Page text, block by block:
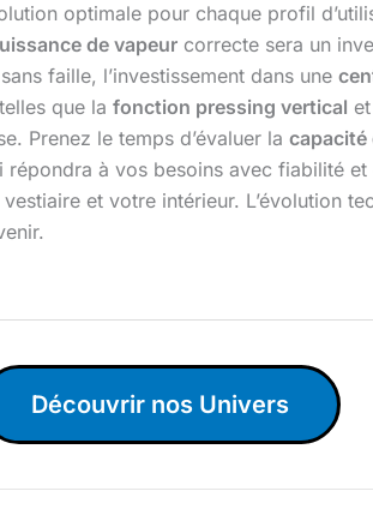
optimale pour chaque profil
de vapeur correcte sera un
faille, l’investissement dans une
que la fonction pressing vertical
Prenez le temps d’évaluer la capacité
à vos besoins avec fiabilité
et votre intérieur. L’évolution
Découvrir nos Univers